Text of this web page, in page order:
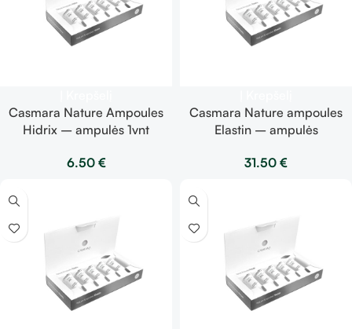
Casmara Nature Ampoules
Hidrix – ampulės 1vnt
6.50 €
Casmara Nature ampoules
Elastin – ampulės
31.50 €